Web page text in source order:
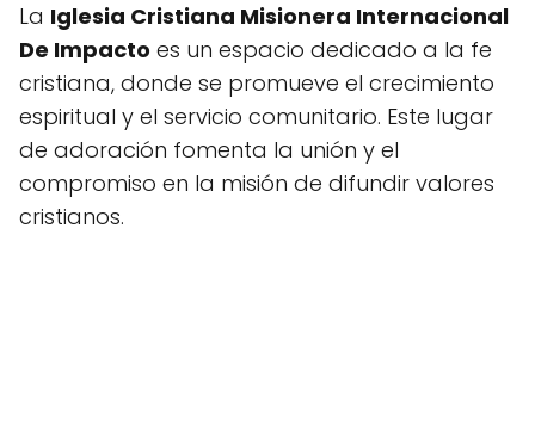
La Iglesia Cristiana Misionera Internacional
De Impacto es un espacio dedicado a la fe
cristiana, donde se promueve el crecimiento
espiritual y el servicio comunitario. Este lugar
de adoración fomenta la unión y el
compromiso en la misión de difundir valores
cristianos.